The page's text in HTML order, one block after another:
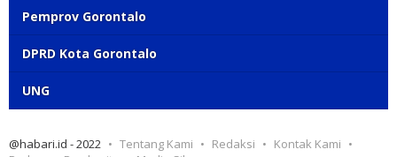
Pemprov Gorontalo
DPRD Kota Gorontalo
UNG
@habari.id - 2022 Tentang Kami Redaksi
Kontak Kami